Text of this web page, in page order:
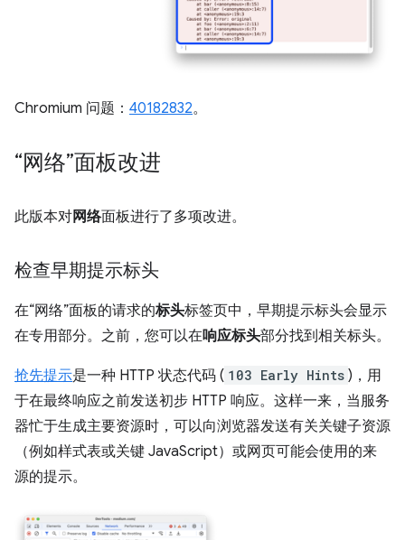
Chromium 问题： 40182832。
“网络”面板改进
此版本对网络面板进行了多项改进。
检查早期提示标头
在“网络”面板的请求的标头标签页中，早期提示标头会显示
在专用部分。 之前，您可以在响应标头部分找到相关标头。
抢先提示是一种 HTTP 状态代码 ( 103 Early Hints )，用
于在最终响应之前发送初步 HTTP 响应。这样一来，当服务
器忙于生成主要资源时，可以向浏览器发送有关关键子资源
（例如样式表或关键 JavaScript）或网页可能会使用的来
源的提示。